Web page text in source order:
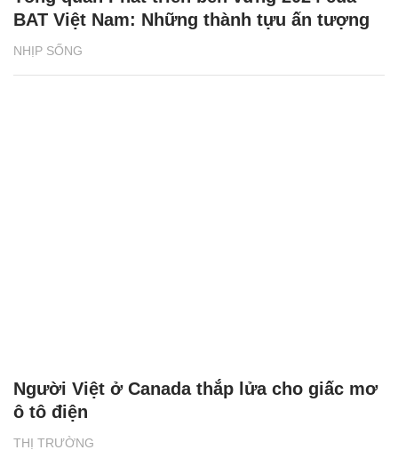
NHỊP SỐNG
BAT Việt Nam: Những thành tựu ấn tượng
THỊ TRƯỜNG
Người Việt ở Canada thắp lửa cho giấc mơ
ô tô điện